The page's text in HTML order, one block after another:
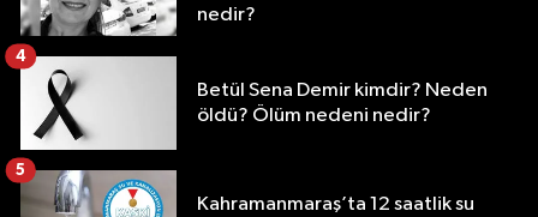
nedir?
Betül Sena Demir kimdir? Neden
öldü? Ölüm nedeni nedir?
4
Kahramanmaraş’ta 12 saatlik su
5